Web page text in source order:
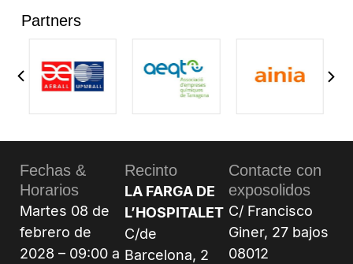
Partners
Fechas &
Horarios
Martes 08 de
febrero de
2028 – 09:00 a
Recinto
LA FARGA DE
L’HOSPITALET
C/de
Barcelona, 2
Contacte con
exposolidos
C/ Francisco
Giner, 27 bajos
08012